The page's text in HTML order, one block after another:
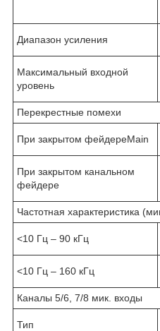
Диапазон усиления
Максимальный входной
уровень
Перекрестные помехи
При закрытом фейдереMain
При закрытом канальном
фейдере
Частотная характеристика
<10 Гц – 90 кГц
<10 Гц – 160 кГц
Каналы 5/6, 7/8 мик. входы
Тип